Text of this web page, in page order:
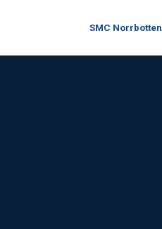
SMC Norrbotten